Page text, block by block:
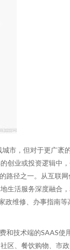
市，但对于更广袤
创业或投资逻辑中
路径之一。从互联网
生活服务深度融合
政维修、办事指南等
和技术端的SAAS使
区、餐饮购物、市